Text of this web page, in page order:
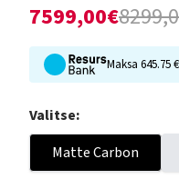
7599,00€
Maksa 645.75
Valitse:
Matte Carbon